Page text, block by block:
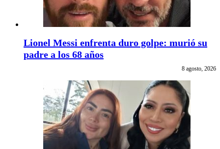
Lionel Messi enfrenta duro golpe: murió su
padre a los 68 años
8 agosto, 2026